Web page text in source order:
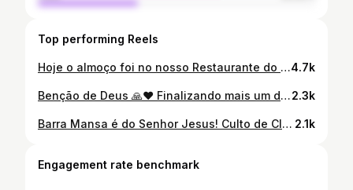
Top performing Reels
Hoje o almoço foi no nosso Restaurante do Povo 🤩 Completamos 1 ano de funcionamento do nosso Restaurante que durante esses 12 meses serviu mais de 450.000 refeições que levam dignidade ao nosso cidadão! Que orgulho em fazer parte dessa história que só foi possível graças ao apoio do Governador @claudiocastrorj Deixo aqui também meus agradecimentos ao ex-prefeito @rodrigodrable ao Deputado @danniellibrelonrj a Secretataria de Estado @deputadarosangelagomes e ao ex-secretário de Assistência Social @fanuelfernando773 #GovernoFurlani #GovernoPresente #FurlaniPresente4.7k
Benção de Deus 🙏❤️ Finalizando mais um dia de trabalho e relembrando esse dia especial. @furlanioficial2.3k
Barra Mansa é do Senhor Jesus! Culto de Clamor pela cidade na igreja @youchurch_oficial 2.1k
Engagement rate benchmark